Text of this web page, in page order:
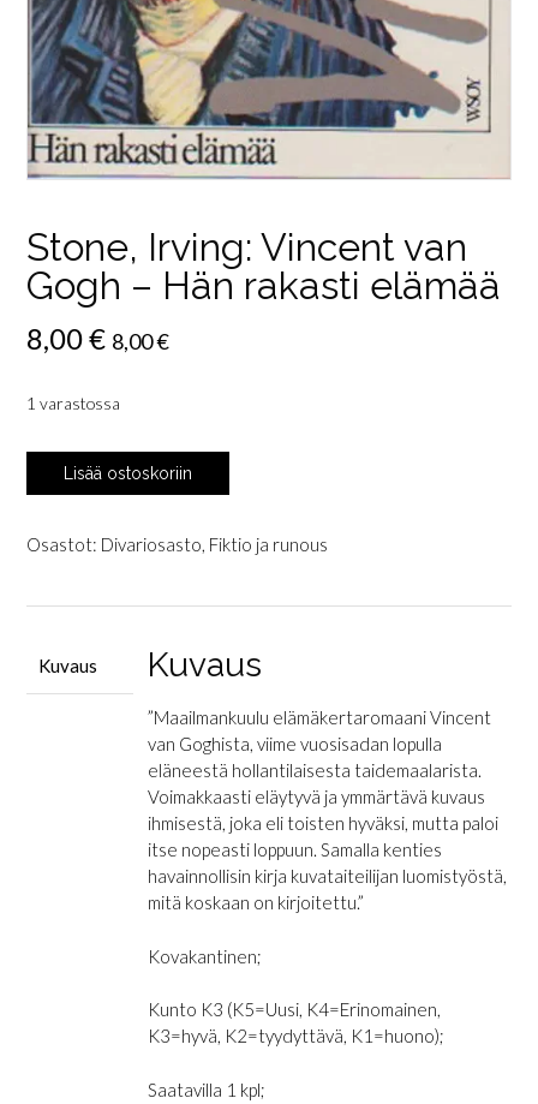
Stone, Irving: Vincent van
Gogh – Hän rakasti elämää
8,00€ 8,00€
1 varastossa
Stone,
Irving:
van
elämää
määrä
Lisää ostoskoriin
Osastot: Divariosasto, Fiktio ja runous
Kuvaus Kuvaus
”Maailmankuulu elämäkertaromaani Vincent
van Goghista, viime vuosisadan lopulla
eläneestä hollantilaisesta taidemaalarista.
Voimakkaasti eläytyvä ja ymmärtävä kuvaus
ihmisestä, joka eli toisten hyväksi, mutta paloi
itse nopeasti loppuun. Samalla kenties
havainnollisin kirja kuvataiteilijan luomistyöstä,
mitä koskaan on kirjoitettu.”
Kovakantinen;
Kunto K3 (K5=Uusi, K4=Erinomainen,
K3=hyvä, K2=tyydyttävä, K1=huono);
Saatavilla 1 kpl;